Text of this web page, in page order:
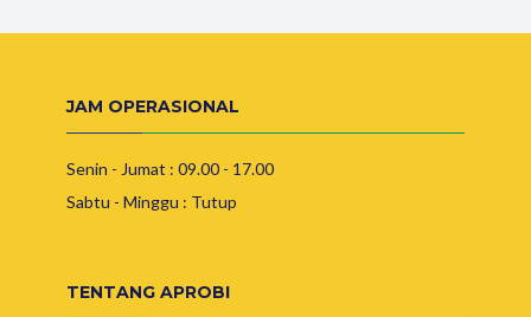
JAM OPERASIONAL
Senin - Jumat : 09.00 - 17.00
Sabtu - Minggu : Tutup
TENTANG APROBI